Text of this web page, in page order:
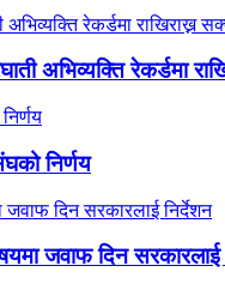
अभिव्यक्ति रेकर्डमा
निर्णय
जवाफ दिन सरकारलाई